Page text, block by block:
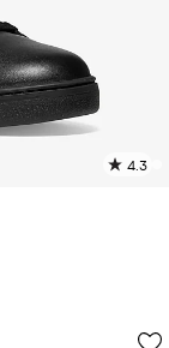
4.3